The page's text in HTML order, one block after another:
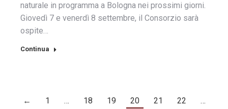
naturale in programma a Bologna nei prossimi giorni.
Giovedì 7 e venerdì 8 settembre, il Consorzio sarà
ospite…
Continua
← 1 … 18 19 20 21 22
…